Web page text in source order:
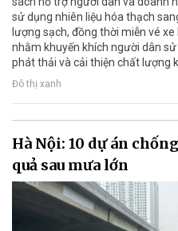
sử dụng nhiên liệu hóa thạch
lượng sạch, đồng thời miễn vé
nhằm khuyến khích người dân
phát thải và cải thiện chất lượng
Đô thị xanh
Hà Nội: 10 dự án
quả sau mưa lớn